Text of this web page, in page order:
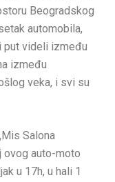
Beogradskog
automobila,
put videli između
između
veka, i svi su
Salona
ovog auto-moto
u 17h, u hali 1